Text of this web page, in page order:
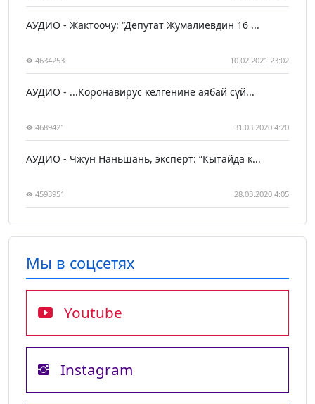
АУДИО - Жактоочу: “Депутат Жумалиевдин 16 ...
4634253 10.02.2021 23:02
АУДИО - ...Коронавирус келгенине аябай сүй...
4689421 31.03.2020 4:20
АУДИО - Чжун Наньшань, эксперт: “Кытайда к...
4593951 28.03.2020 4:05
Мы в соцсетях
Youtube
Instagram